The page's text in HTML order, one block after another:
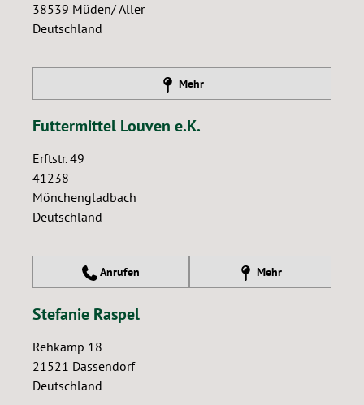
38539 Müden/ Aller
Deutschland
Mehr
Futtermittel Louven e.K.
Erftstr. 49
41238
Mönchengladbach
Deutschland
Anrufen Mehr
Stefanie Raspel
Rehkamp 18
21521 Dassendorf
Deutschland